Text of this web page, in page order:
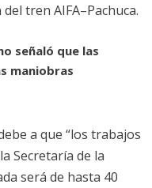
tren AIFA–Pachuca.
señaló que las
maniobras
a que “los trabajos
Secretaría de la
será de hasta 40